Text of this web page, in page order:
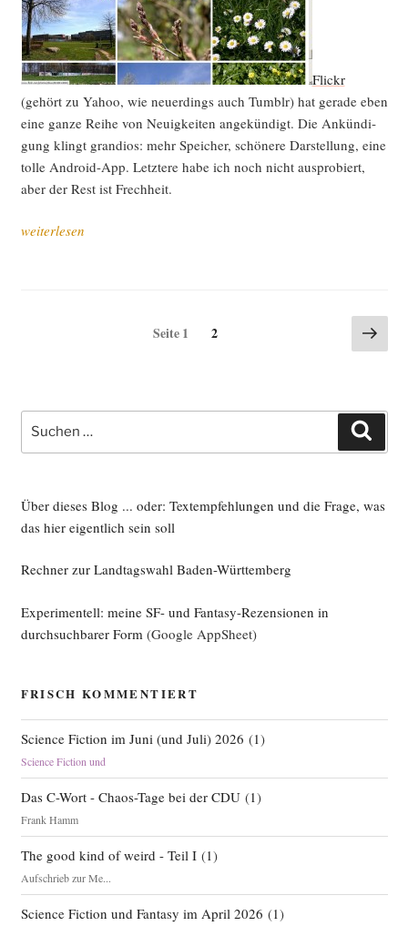
Flickr
(gehört zu Yahoo, wie neu­er­dings auch Tumb­lr) hat gera­de eben
eine gan­ze Rei­he von Neu­ig­kei­ten ange­kün­digt. Die Ankün­di­
gung klingt gran­di­os: mehr Spei­cher, schö­ne­re Dar­stel­lung, eine
tol­le Android-App. Letz­te­re habe ich noch nicht aus­pro­biert,
aber der Rest ist Frechheit.
„Kurz:
Work­
around)“
weiterlesen
Seitennummerierung
Seite1 Seite
2
Seite
Suche
nach:
Über dieses Blog ... oder: Textempfehlungen und die Frage, was
das hier eigentlich sein soll
Rechner zur Landtagswahl Baden-Württemberg
Experimentell: meine SF- und Fantasy-Rezensionen in
durchsuchbarer Form (Google AppSheet)
FRISCH KOMMENTIERT
Science Fiction im Juni (und Juli) 2026 (1)
Science Fiction und
Das C-Wort - Chaos-Tage bei der CDU(1)
Frank Hamm
The good kind of weird - Teil I(1)
Aufschrieb zur Me...
Science Fiction und Fantasy im April 2026 (1)